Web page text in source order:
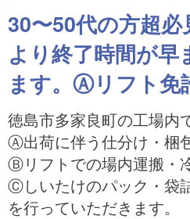
30〜50代の方超
より終了時間が早
ます。Ⓐリフト免
徳島市多家良町の工場内
Ⓐ出荷に伴う仕分け・梱
Ⓑリフトでの場内運搬・
Ⓒしいたけのパック・袋
を行っていただきます。